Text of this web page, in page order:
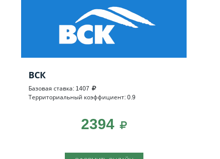
ВСК
Базовая ставка: 1407
Территориальный коэффициент: 0.9
2394